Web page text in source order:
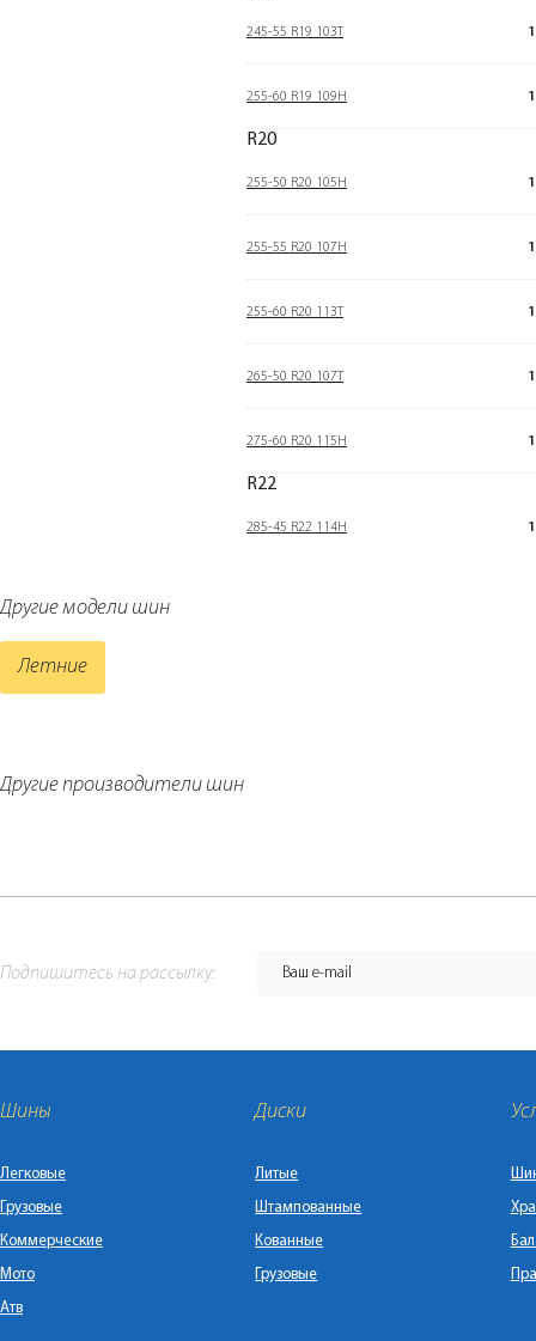
245-55 R19 103T
255-60 R19 109H
R20
255-50 R20 105H
255-55 R20 107H
255-60 R20 113T
265-50 R20 107T
275-60 R20 115H
R22
285-45 R22 114H
Другие модели шин
Летние
Другие производители шин
Подпишитесь на рассылку:
Шины
Легковые
Грузовые
Коммерческие
Мото
Атв
Диски
Литые
Штампованные
Кованные
Грузовые